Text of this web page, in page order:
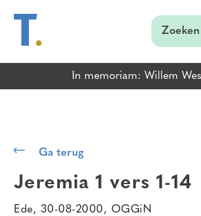
Zoeken
In memoriam: Willem
Ga terug
Jeremia 1 vers 1-14
Ede, 30-08-2000, OGGiN